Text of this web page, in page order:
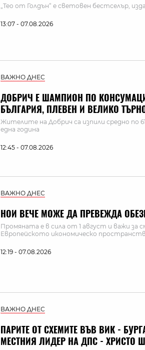
„Тео от Голдън“ е световен бестселър,
13:07 - 07.08.2026
ВАЖНО ДНЕС
ДОБРИЧ Е ШАМПИОН ПО
БЪЛГАРИЯ, ПЛЕВЕН И ВЕЛИКО
Жителите на Добрич са изпили средно по
една година
12:45 - 07.08.2026
ВАЖНО ДНЕС
НОИ ВЕЧЕ МОЖЕ ДА ПРЕВЕЖДА
Промяната е в сила от 1 август и важи
Европейското икономическо
12:19 - 07.08.2026
ВАЖНО ДНЕС
ПАРИТЕ ОТ СХЕМИТЕ ВЪВ ВИК -
МЕСТНИЯ ЛИДЕР НА ДПС - ХРИСТО